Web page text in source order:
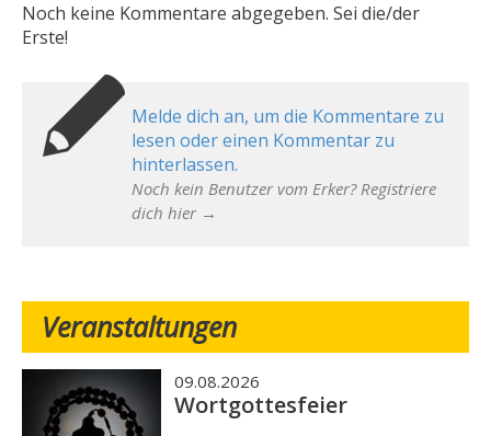
Noch keine Kommentare abgegeben. Sei die/der
Erste!
Melde dich an, um die Kommentare zu
lesen oder einen Kommentar zu
hinterlassen.
Noch kein Benutzer vom Erker? Registriere
dich hier →
Veranstaltungen
09.08.2026
Wortgottesfeier